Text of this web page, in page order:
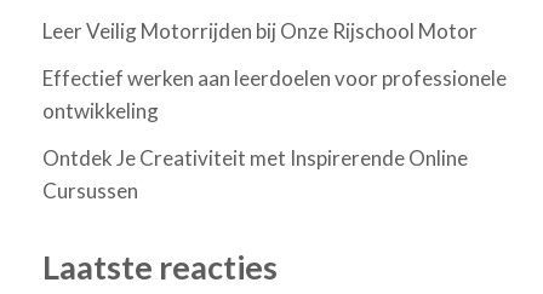
Leer Veilig Motorrijden bij Onze Rijschool Motor
Effectief werken aan leerdoelen voor professionele
ontwikkeling
Ontdek Je Creativiteit met Inspirerende Online
Cursussen
Laatste reacties